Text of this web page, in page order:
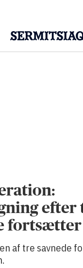
efter
fortsætter
af tre savnede